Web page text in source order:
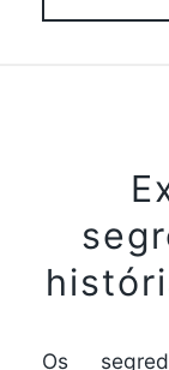
Os